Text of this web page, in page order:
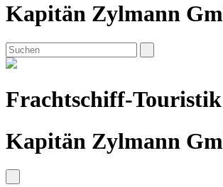
Kapitän Zylmann
Frachtschiff-Touristik
Kapitän Zylmann